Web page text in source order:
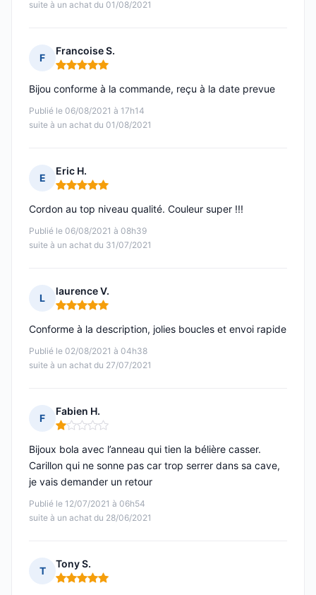
suite à un achat du 01/08/2021
F
Francoise S.
Note : 5 sur 5
Publié le 06/08/2021 à 17h14
suite à un achat du 01/08/2021
Bijou conforme à la commande, reçu à la date prevue
E
Eric H.
Note : 5 sur 5
Publié le 06/08/2021 à 08h39
suite à un achat du 31/07/2021
Cordon au top niveau qualité. Couleur super !!!
L
laurence V.
Note : 5 sur 5
Publié le 02/08/2021 à 04h38
suite à un achat du 27/07/2021
Conforme à la description, jolies boucles et envoi rapide
F
Fabien H.
Note : 1 sur 5
Publié le 12/07/2021 à 06h54
suite à un achat du 28/06/2021
Bijoux bola avec l’anneau qui tien la bélière casser.
Carillon qui ne sonne pas car trop serrer dans sa cave,
je vais demander un retour
T
Tony S.
Note : 5 sur 5